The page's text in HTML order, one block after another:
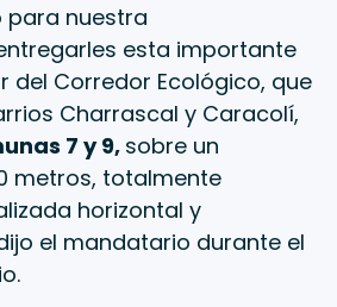
para nuestra
esta importante
del Corredor Ecológico, que
Charrascal y Caracolí,
7 y 9, sobre un
metros, totalmente
horizontal y
el mandatario durante el